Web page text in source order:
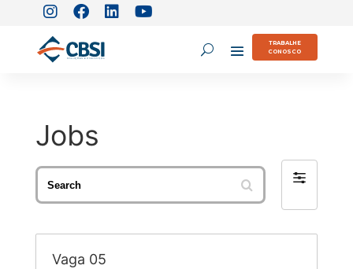
TRABALHE
CONOSCO
Jobs
Search
Filter
Vaga 05